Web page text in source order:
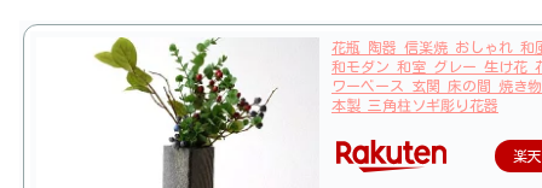
花瓶 陶器 信楽焼 おしゃれ 和
和モダン 和室 グレー 生け花
ワーベース 玄関 床の間 焼き
本製 三角柱ソギ彫り花器
楽